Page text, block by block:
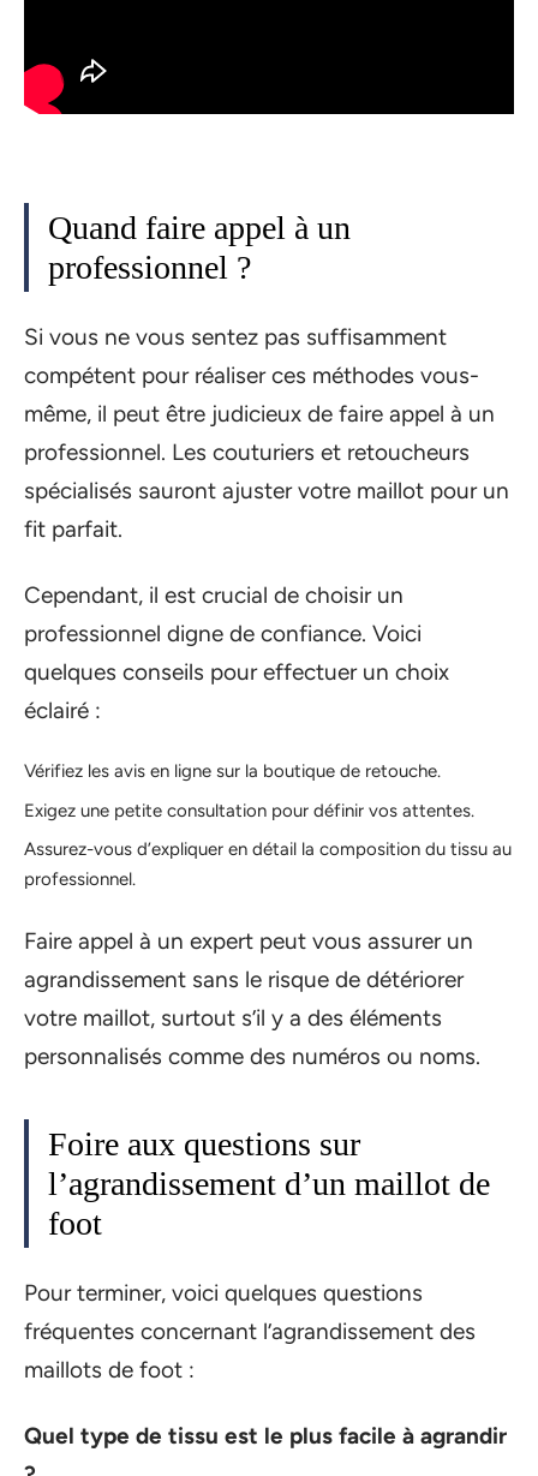
Quand faire appel à un
professionnel ?
Si vous ne vous sentez pas suffisamment
compétent pour réaliser ces méthodes vous-
même, il peut être judicieux de faire appel à un
professionnel. Les couturiers et retoucheurs
spécialisés sauront ajuster votre maillot pour un
fit parfait.
Cependant, il est crucial de choisir un
professionnel digne de confiance. Voici
quelques conseils pour effectuer un choix
éclairé :
Vérifiez les avis en ligne sur la boutique de retouche.
Exigez une petite consultation pour définir vos attentes.
Assurez-vous d’expliquer en détail la composition du tissu au
professionnel.
Faire appel à un expert peut vous assurer un
agrandissement sans le risque de détériorer
votre maillot, surtout s’il y a des éléments
personnalisés comme des numéros ou noms.
Foire aux questions sur
l’agrandissement d’un maillot de
foot
Pour terminer, voici quelques questions
fréquentes concernant l’agrandissement des
maillots de foot :
Quel type de tissu est le plus facile à agrandir